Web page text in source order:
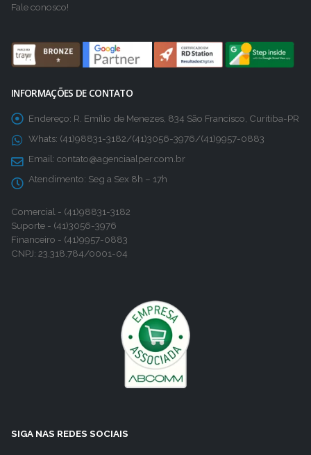
Fale conosco!
INFORMAÇÕES DE CONTATO
Endereço: R. Emílio de Menezes, 834 São Francisco, Curitiba-PR
Whats: (41)98831-3182/(41)3056-3976/(41)9957-0883
Email: contato@agenciaalper.com.br
Atendimento: Seg a Sex 8h – 17h
Comercial - (41)98831-3182
Suporte - (41)3056-3976
Financeiro - (41)9957-0883
CNPJ: 23.318.784/0001-04
SIGA NAS REDES SOCIAIS